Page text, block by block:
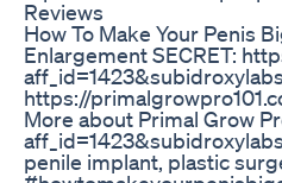
Reviews
How To Make Your Penis
Enlargement SECRET:
https://
More about Primal Grow
penile implant, plastic